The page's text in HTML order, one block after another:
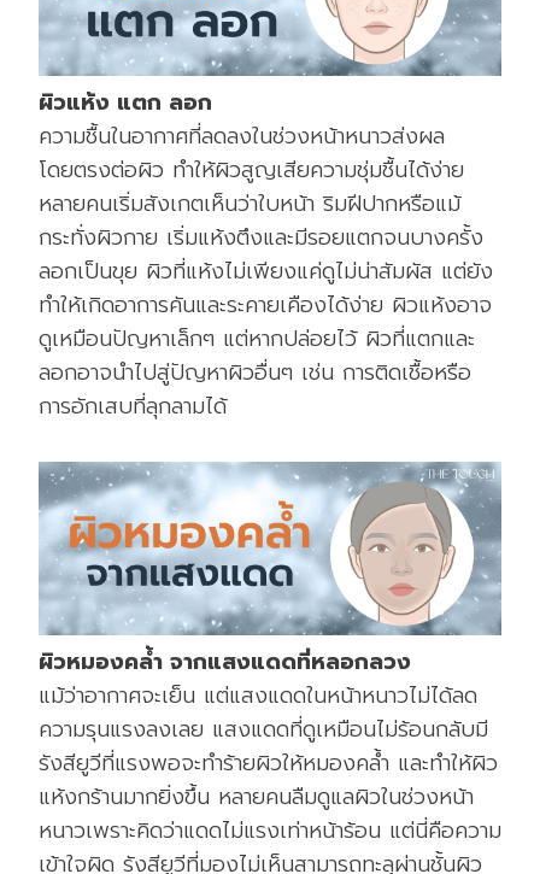
ผิวแห้ง แตก ลอก
ความชื้นในอากาศที่ลดลงในช่วงหน้าหนาวส่งผล
โดยตรงต่อผิว ทำให้ผิวสูญเสียความชุ่มชื้นได้ง่าย
หลายคนเริ่มสังเกตเห็นว่าใบหน้า ริมฝีปากหรือแม้
กระทั่งผิวกาย เริ่มแห้งตึงและมีรอยแตกจนบางครั้ง
ลอกเป็นขุย ผิวที่แห้งไม่เพียงแค่ดูไม่น่าสัมผัส แต่ยัง
ทำให้เกิดอาการคันและระคายเคืองได้ง่าย ผิวแห้งอาจ
ดูเหมือนปัญหาเล็กๆ แต่หากปล่อยไว้ ผิวที่แตกและ
ลอกอาจนำไปสู่ปัญหาผิวอื่นๆ เช่น การติดเชื้อหรือ
การอักเสบที่ลุกลามได้
ผิวหมองคล้ำ จากแสงแดดที่หลอกลวง
แม้ว่าอากาศจะเย็น แต่แสงแดดในหน้าหนาวไม่ได้ลด
ความรุนแรงลงเลย แสงแดดที่ดูเหมือนไม่ร้อนกลับมี
รังสียูวีที่แรงพอจะทำร้ายผิวให้หมองคล้ำ และทำให้ผิว
แห้งกร้านมากยิ่งขึ้น หลายคนลืมดูแลผิวในช่วงหน้า
หนาวเพราะคิดว่าแดดไม่แรงเท่าหน้าร้อน แต่นี่คือความ
เข้าใจผิด รังสียูวีที่มองไม่เห็นสามารถทะลุผ่านชั้นผิว